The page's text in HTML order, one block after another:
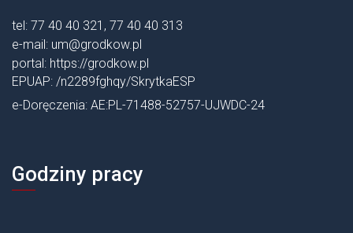
tel: 77 40 40 321, 77 40 40 313
e-mail: um@grodkow.pl
portal: https://grodkow.pl
EPUAP: /n2289fghqy/SkrytkaESP
e-Doręczenia: AE:PL-71488-52757-UJWDC-24
Godziny pracy